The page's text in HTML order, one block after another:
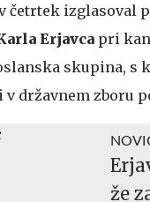
v četrtek
Erjavca pri
skupina, s
državnem zboru
že